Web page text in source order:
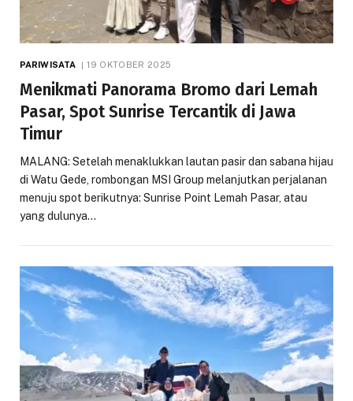
PARIWISATA 19 OKTOBER 2025
Menikmati Panorama Bromo dari Lemah
Pasar, Spot Sunrise Tercantik di Jawa
Timur
MALANG: Setelah menaklukkan lautan pasir dan sabana hijau
di Watu Gede, rombongan MSI Group melanjutkan perjalanan
menuju spot berikutnya: Sunrise Point Lemah Pasar, atau
yang dulunya…